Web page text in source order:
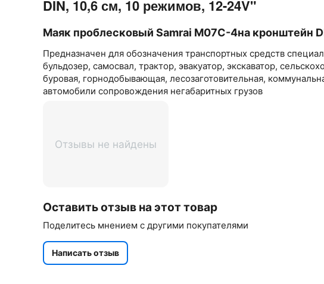
DIN, 10,6 см, 10 режимов, 12-24V"
Маяк проблесковый Samrai M07C-4на кронштейн
Предназначен для обозначения транспортных средств
бульдозер, самосвал, трактор, эвакуатор, экскаватор,
буровая, горнодобывающая, лесозаготовительная,
автомобили сопровождения негабаритных грузов
Отзывы не найдены
Оставить отзыв на этот товар
Поделитесь мнением с другими покупателями
Написать отзыв